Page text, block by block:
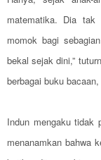
matematika. Dia tak
momok bagi
bekal sejak dini,”
berbagai buku
Indun mengaku tidak
menanamkan bahwa